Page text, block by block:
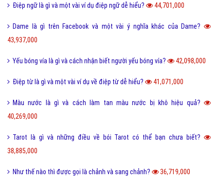
Điệp ngữ là gì và một vài ví dụ điệp ngữ dễ hiểu? 44,701,000
Dame là gì trên Facebook và một vài ý nghĩa khác của Dame?
43,937,000
Yếu bóng vía là gì và cách nhận biết người yếu bóng vía? 42,098,000
Điệp từ là gì và một vài ví dụ về điệp từ dễ hiểu? 41,071,000
Màu nước là gì và cách làm tan màu nước bị khô hiệu quả?
40,269,000
Tarot là gì và những điều về bói Tarot có thể bạn chưa biết?
38,885,000
Như thế nào thì được gọi là chảnh và sang chảnh? 36,719,000